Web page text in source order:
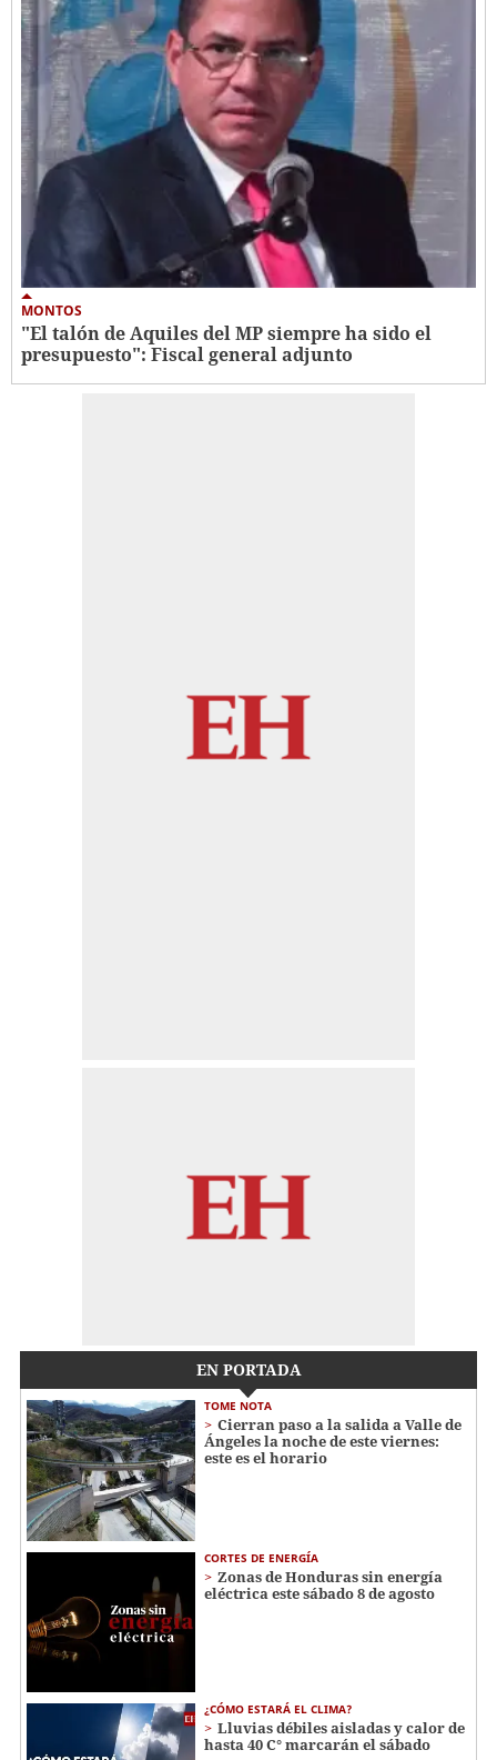
MONTOS
"El talón de Aquiles del MP siempre ha sido el
presupuesto": Fiscal general adjunto
EN PORTADA
TOME NOTA
Cierran paso a la salida a Valle de
Ángeles la noche de este viernes:
este es el horario
CORTES DE ENERGÍA
Zonas de Honduras sin energía
eléctrica este sábado 8 de agosto
¿CÓMO ESTARÁ EL CLIMA?
Lluvias débiles aisladas y calor de
hasta 40 C° marcarán el sábado